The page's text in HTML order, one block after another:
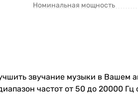
Номинальная мощность
звучание музыки в Вашем
частот от 50 до 20000 Гц